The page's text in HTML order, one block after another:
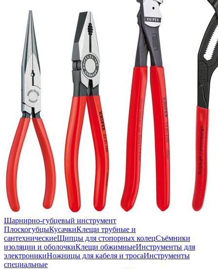
Шарнирно-губцевый инструмент
ПлоскогубцыКусачкиКлещи трубные и
сантехническиеЩипцы для стопорных колецСъёмники
изоляции и оболочкиКлещи обжимныеИнструменты для
электроникиНожницы для кабеля и тросаИнструменты
специальные